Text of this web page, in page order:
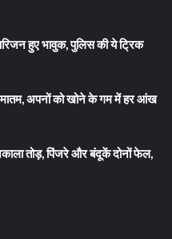
हुए भावुक, पुलिस की ये ट्रिक
मातम, अपनों को खोने के गम में हर आंख
तोड़, पिंजरे और बंदूकें दोनों फेल,